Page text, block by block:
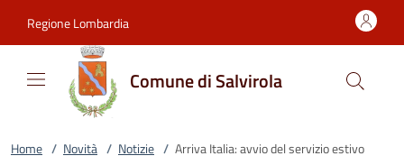
Regione Lombardia
Comune di Salvirola
Home / Novità / Notizie / Arriva Italia: avvio del servizio estivo